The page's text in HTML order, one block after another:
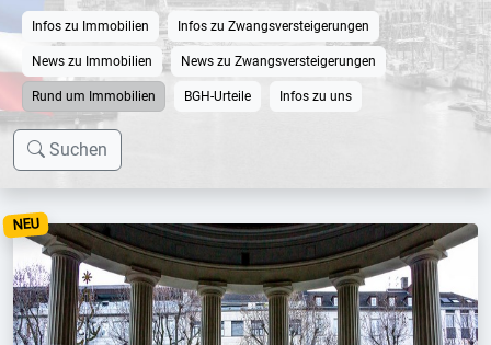
Infos zu Immobilien Infos zu Zwangsversteigerungen
News zu Immobilien News zu Zwangsversteigerungen
Rund um Immobilien BGH-Urteile Infos zu uns
Suchen
NEU